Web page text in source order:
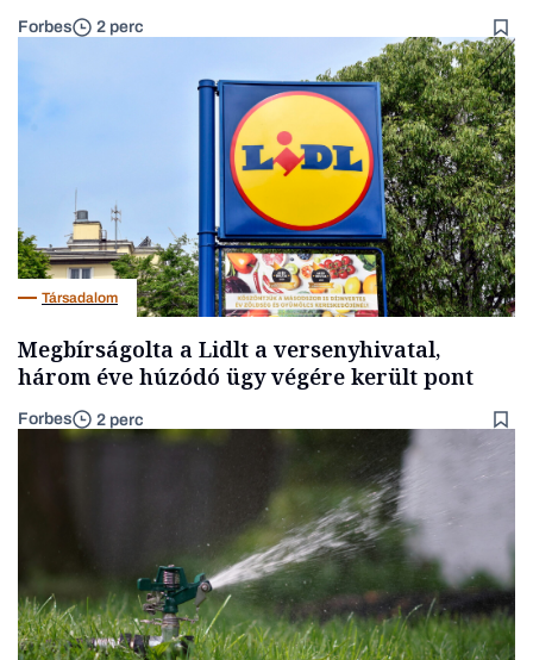
Forbes 2 perc
Társadalom
Megbírságolta a Lidlt a versenyhivatal,
három éve húzódó ügy végére került pont
Forbes 2 perc